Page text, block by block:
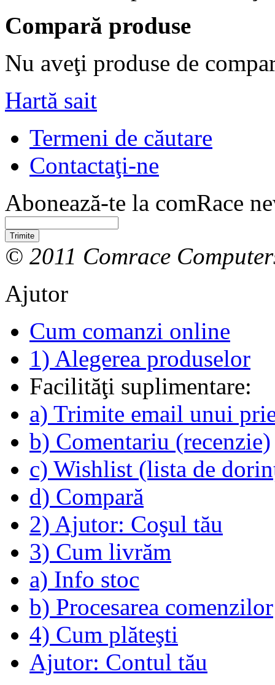
Compară produse
Nu aveţi produse de
Hartă sait
Termeni de căutare
Contactaţi-ne
Abonează-te la comRace
Trimite
© 2011 Comrace
Ajutor
Cum comanzi online
1) Alegerea produselor
Facilităţi suplimentare:
a) Trimite email unui
b) Comentariu (recenzie)
c) Wishlist (lista de
d) Compară
2) Ajutor: Coşul tău
3) Cum livrăm
a) Info stoc
b) Procesarea comenzilor
4) Cum plăteşti
Ajutor: Contul tău